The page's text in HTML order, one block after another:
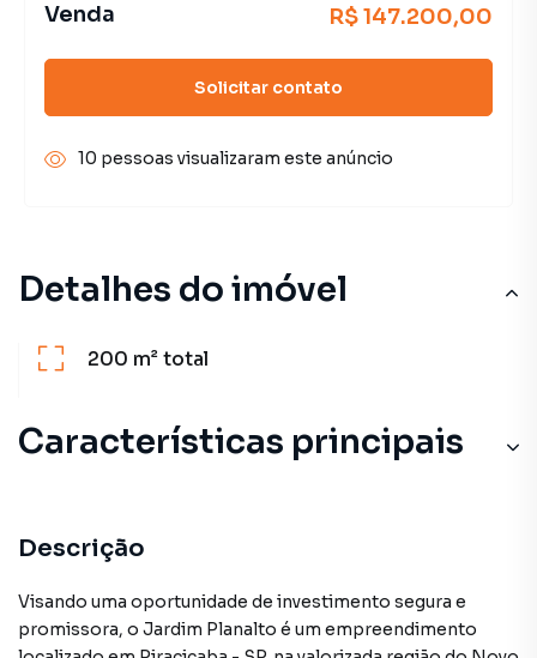
Detalhes do imóvel
200 m²total
Características principais
Descrição
Visando uma oportunidade de investimento segura e
promissora, o Jardim Planalto é um empreendimento
Venda R$ 147.200,00
Solicitar contato
10 pessoas visualizaram este anúncio